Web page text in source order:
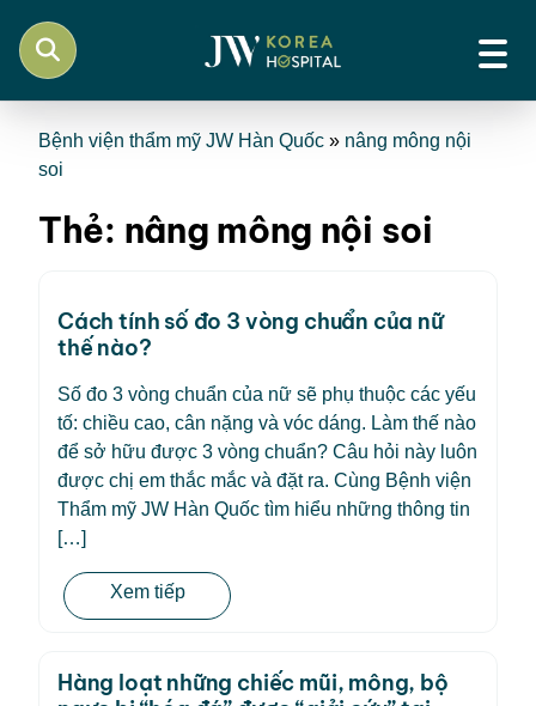
Bệnh viện thẩm mỹ JW Hàn Quốc » nâng mông nội
soi
Thẻ: nâng mông nội soi
Cách tính số đo 3 vòng chuẩn của nữ
thế nào?
Số đo 3 vòng chuẩn của nữ sẽ phụ thuộc các yếu
tố: chiều cao, cân nặng và vóc dáng. Làm thế nào
để sở hữu được 3 vòng chuẩn? Câu hỏi này luôn
được chị em thắc mắc và đặt ra. Cùng Bệnh viện
Thẩm mỹ JW Hàn Quốc tìm hiểu những thông tin
[…]
Xem tiếp
Hàng loạt những chiếc mũi, mông, bộ